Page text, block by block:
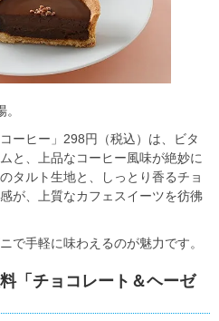
ーヒー」298円（税込）は、ビタ
と、上品なコーヒー風味が絶妙に
タルト生地と、しっとり香るチョ
が、上質なカフェスイーツを彷彿
で手軽に味わえるのが魅力です。
「チョコレート＆ヘーゼ